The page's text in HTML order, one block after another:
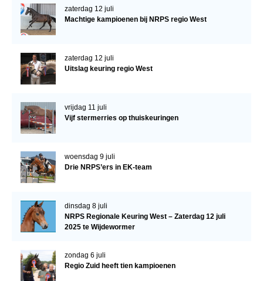
zaterdag 12 juli
Machtige kampioenen bij NRPS regio West
zaterdag 12 juli
Uitslag keuring regio West
vrijdag 11 juli
Vijf stermerries op thuiskeuringen
woensdag 9 juli
Drie NRPS’ers in EK-team
dinsdag 8 juli
NRPS Regionale Keuring West – Zaterdag 12 juli
2025 te Wijdewormer
zondag 6 juli
Regio Zuid heeft tien kampioenen